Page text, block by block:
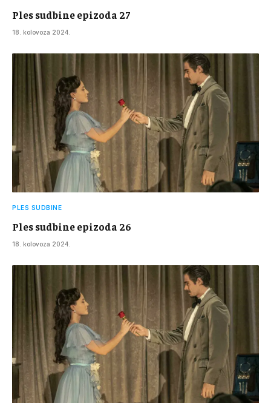
Ples sudbine epizoda 27
18. kolovoza 2024.
PLES SUDBINE
Ples sudbine epizoda 26
18. kolovoza 2024.